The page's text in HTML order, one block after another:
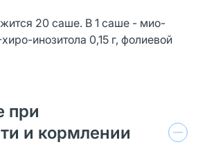
20 саше. В 1 саше - мио-
инозитола 0,15 г, фолиевой
при
и кормлении